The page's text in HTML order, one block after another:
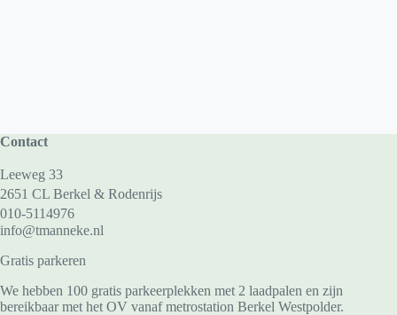
Contact
Leeweg 33
2651 CL Berkel & Rodenrijs
010-5114976
info@tmanneke.nl
Gratis parkeren
We hebben 100 gratis parkeerplekken met 2 laadpalen en zijn
bereikbaar met het OV vanaf metrostation Berkel Westpolder.